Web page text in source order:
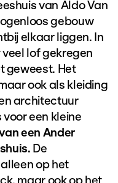
van Aldo Van
gebouw
elkaar liggen. In
lof gekregen
geweest. Het
ook als kleiding
architectuur
een kleine
een Ander
De
op het
maar ook op het